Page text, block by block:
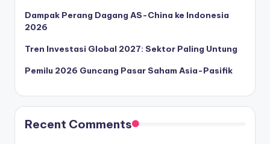
Dampak Perang Dagang AS-China ke Indonesia
2026
Tren Investasi Global 2027: Sektor Paling Untung
Pemilu 2026 Guncang Pasar Saham Asia-Pasifik
Recent Comments